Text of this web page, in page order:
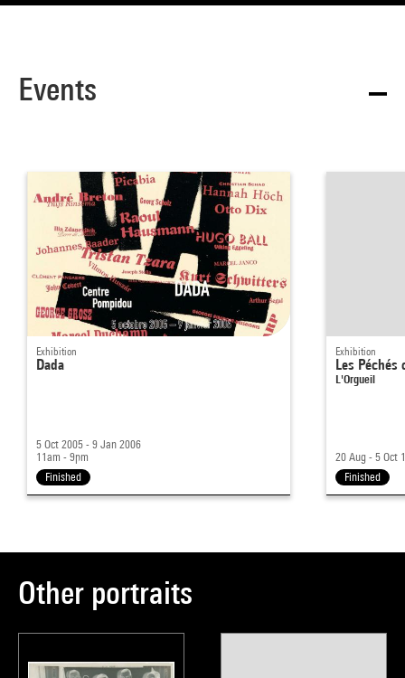
Events
Exhibition
Dada
5 Oct 2005 - 9 Jan 2006
11am - 9pm
Finished
Exhibition
Les Péchés
L'Orgueil
20 Aug - 5 Oct
Finished
Other portraits